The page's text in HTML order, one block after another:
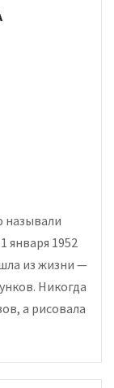
называли
января 1952
из жизни —
Никогда
а рисовала